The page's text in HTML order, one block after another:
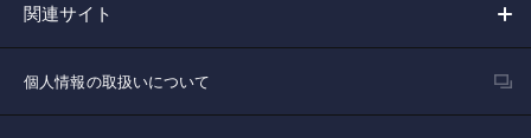
関連サイト
個人情報の取扱いについて